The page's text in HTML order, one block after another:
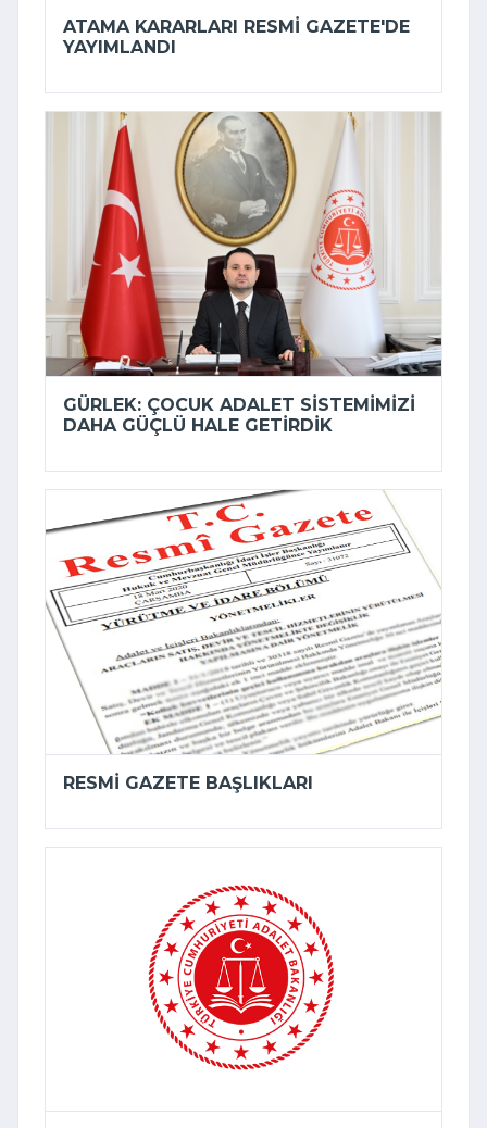
ATAMA KARARLARI RESMI GAZETE'DE
YAYIMLANDI
GÜRLEK: ÇOCUK ADALET SISTEMIMIZI
DAHA GÜÇLÜ HALE GETIRDIK
RESMI GAZETE BAŞLIKLARI